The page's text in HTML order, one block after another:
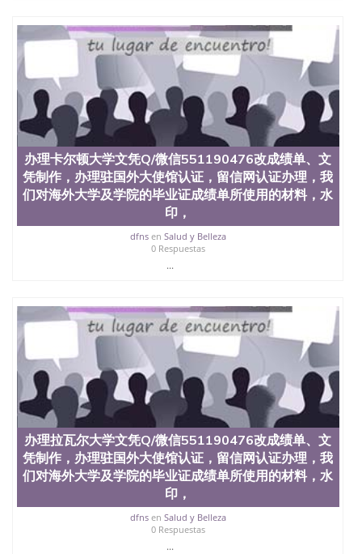
University）圣何塞州立大学（San Jose State
University）圣何塞州立大学（San Jose State
University）圣何塞州立大学（San Jose State
University）圣何塞州立大学学位证（San Jose State
University）圣何塞州立大学学位证（San Jose State
University）圣何塞州立大学学位证（San Jose State
University）圣何塞州立大学（San Jose State
University）圣何塞州立大学（San Jose State
University）圣何塞州立大学（San Jose State
University）圣何塞州立大学（San Jose State
University）圣何塞州立大学学位证（San Jose State
University）圣何塞州立大学学位证（San Jose State
University）圣何塞州立大学结业证（San Jose State
University）圣何塞州立大学结业证（San Jose State
University）圣何塞州立大学结业证（San Jose State
University）圣何塞州立大学学位证（San Jose State
University）圣何塞州立大学学位证（San Jose State
Jose State University）圣何塞州立大学学历证书
（San Jose State University）澳洲读书未毕业找人做
文凭学位qq微信551190476澳洲读CQU中央昆士兰大
学学历 绩单购买学位证书/澳洲读本科硕士做文凭/购
买澳洲大学毕业证成绩单假文凭学历
offieUniversityofSouthernQueensland 澳洲读书未毕
业找人做文凭学位qq微信551190476澳洲读CQU中央
昆士兰大学学历成绩单购买学位证书/澳洲读本科硕
士做文凭/购买澳洲大学毕业证成绩单假文凭学历办
理兰开斯特大学文凭Q/微信551190476改成绩单、文
凭制作，办理驻国外大使馆认证，留信网认证办理，
我们对海外大学及学院的毕业证成绩单所使用的材
料，水印，阴影底纹，钢印LOGO烫金烫银，LOGO烫
金烫银复合重叠，文字图案浮雕，激光镭射，紫外荧
光，温感，复印防伪）都有原版本文凭对照
办理卡尔顿大学文凭Q/微信551190476改成绩单、文
凭制作，办理驻国外大使馆认证，留信网认证办理，我
们对海外大学及学院的毕业证成绩单所使用的材料，水
印，
dfnsen Salud y Belleza
0 Respuestas
...
办理拉瓦尔大学文凭Q/微信551190476改成绩单、文
凭制作，办理驻国外大使馆认证，留信网认证办理，我
们对海外大学及学院的毕业证成绩单所使用的材料，水
印，
dfnsen Salud y Belleza
0 Respuestas
...